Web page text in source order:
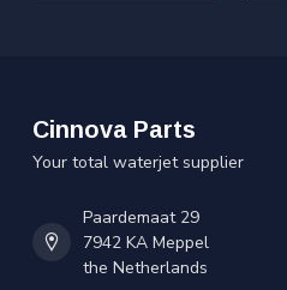
Cinnova Parts
Your total waterjet supplier
Paardemaat 29
7942 KA Meppel
the Netherlands